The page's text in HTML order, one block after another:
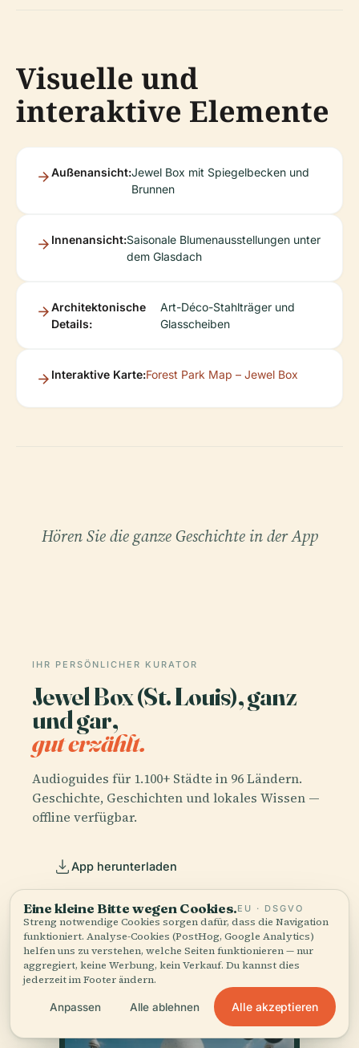
Visuelle und
interaktive Elemente
Außenansicht:Jewel Box mit Spiegelbecken und
Brunnen
Innenansicht:Saisonale Blumenausstellungen unter
dem Glasdach
Architektonische
Details:
Art-Déco-Stahlträger und
Glasscheiben
Interaktive Karte:Forest Park Map – Jewel Box
Hören Sie die ganze Geschichte in der App
IHR PERSÖNLICHER KURATOR
Jewel Box (St. Louis), ganz
und gar,
gut erzählt.
Audioguides für 1.100+ Städte in 96 Ländern.
Geschichte, Geschichten und lokales Wissen —
offline verfügbar.
App herunterladen
Schließen Sie sich über 50.000 Reisenden
an
Eine kleine Bitte wegen Cookies.EU · DSGVO
Streng notwendige Cookies sorgen dafür, dass die Navigation
funktioniert. Analyse-Cookies (PostHog, Google Analytics)
helfen uns zu verstehen, welche Seiten funktionieren — nur
aggregiert, keine Werbung, kein Verkauf. Du kannst dies
jederzeit im Footer ändern.
Anpassen Alle ablehnen Alle akzeptieren